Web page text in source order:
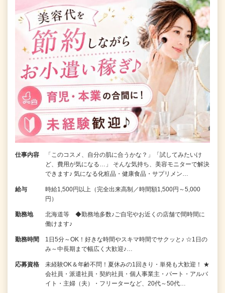
仕事内容
「このコスメ、自分の肌に合うかな？」「試してみたいけ
ど、費用が気になる…」 そんな気持ち、美容モニターで解決
できます♪ 気になる化粧品・健康食品・サプリメン…
給与
時給1,500円以上（完全出来高制／時間額1,500円～5,000
円）
勤務地
北海道等 ◆勤務地多数♪ご自宅やお近くの店舗で間時間に
働けます♪
勤務時間
1日5分～OK！好きな時間やスキマ時間でサクッと♪ ☆1日の
み～中長期まで幅広く大歓迎♪…
応募資格
未経験OK＆年齢不問！夏休みの1回きり・単発も大歓迎！ ★
会社員・派遣社員・契約社員・個人事業主・パート・アルバ
イト・主婦（夫）・フリーターなど、20代～50代…